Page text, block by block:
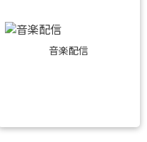
音楽配信